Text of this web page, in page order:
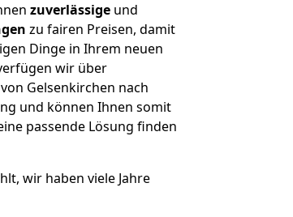
zuverlässige und
zu fairen Preisen, damit
Dinge in Ihrem neuen
wir über
Gelsenkirchen nach
und können Ihnen somit
passende Lösung finden
wir haben viele Jahre